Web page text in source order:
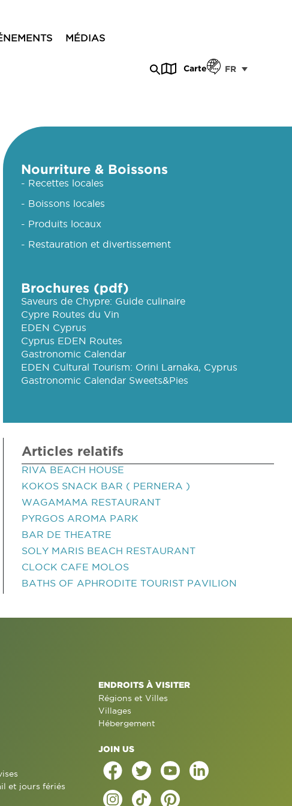
MÉDIAS
Carte FR
Nourriture & Boissons
- Recettes locales
- Boissons locales
- Produits locaux
- Restauration et divertissement
Brochures (pdf)
Saveurs de Chypre: Guide culinaire
Cypre Routes du Vin
EDEN Cyprus
Cyprus EDEN Routes
Gastronomic Calendar
EDEN Cultural Tourism: Orini Larnaka, Cyprus
Gastronomic Calendar Sweets&Pies
Articles relatifs
RIVA BEACH HOUSE
KOKOS SNACK BAR ( PERNERA )
WAGAMAMA RESTAURANT
PYRGOS AROMA PARK
BAR DE THEATRE
SOLY MARIS BEACH RESTAURANT
CLOCK CAFE MOLOS
BATHS OF APHRODITE TOURIST PAVILION
et jours fériés
ENDROITS À VISITER
Régions et Villes
Villages
Hébergement
JOIN US